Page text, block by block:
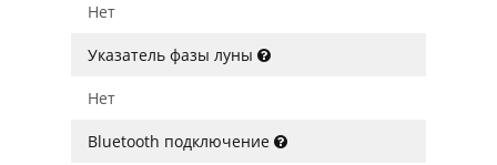
Нет
Указатель фазы луны
Нет
Bluetooth подключение